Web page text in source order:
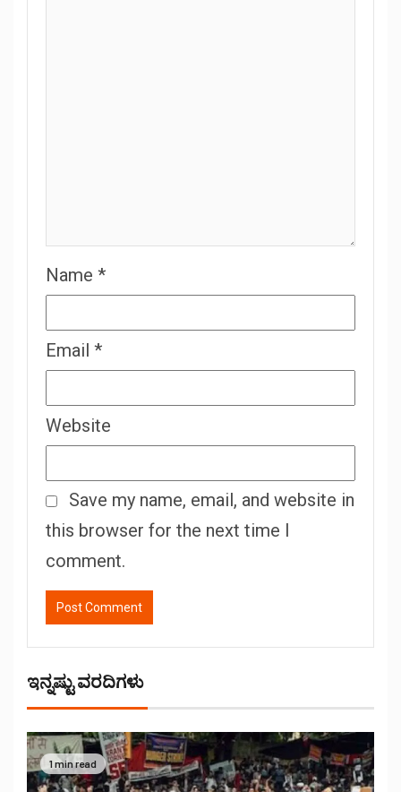
Name *
Email *
Website
Save my name, email, and website in
this browser for the next time I
comment.
ಇನ್ನಷ್ಟು ವರದಿಗಳು
1 min read